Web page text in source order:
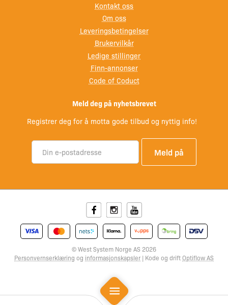
Mobile Menu
Kontakt oss
Om oss
Leveringsbetingelser
Brukervilkår
Ledige stillinger
Finn-annonser
Code of Coduct
Meld deg på nyhetsbrevet
Registrer deg for å motta gode tilbud og nyttig info!
© West System Norge AS 2026
Personvernserklæring og informasjonskapsler | Kode og driftOptiflow AS
FacebookInstagramYoutube